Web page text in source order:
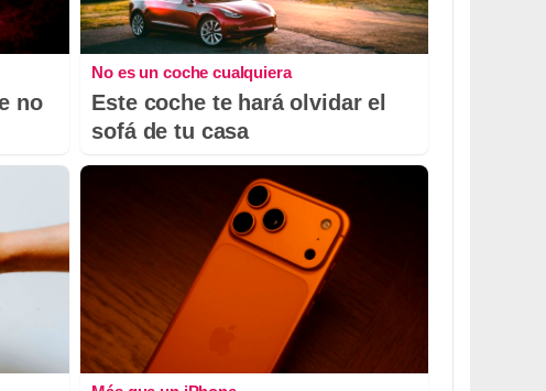
no
No es un coche cualquiera
Este coche te hará olvidar el
sofá de tu casa